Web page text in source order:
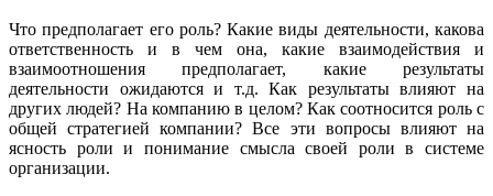
Что предполагает его роль? Какие виды деятельности, какова
ответственность и в чем она, какие взаимодействия и
взаимоотношения предполагает, какие результаты
деятельности ожидаются и т.д. Как результаты влияют на
других людей? На компанию в целом? Как соотносится роль с
общей стратегией компании? Все эти вопросы влияют на
ясность роли и понимание смысла своей роли в системе
организации.